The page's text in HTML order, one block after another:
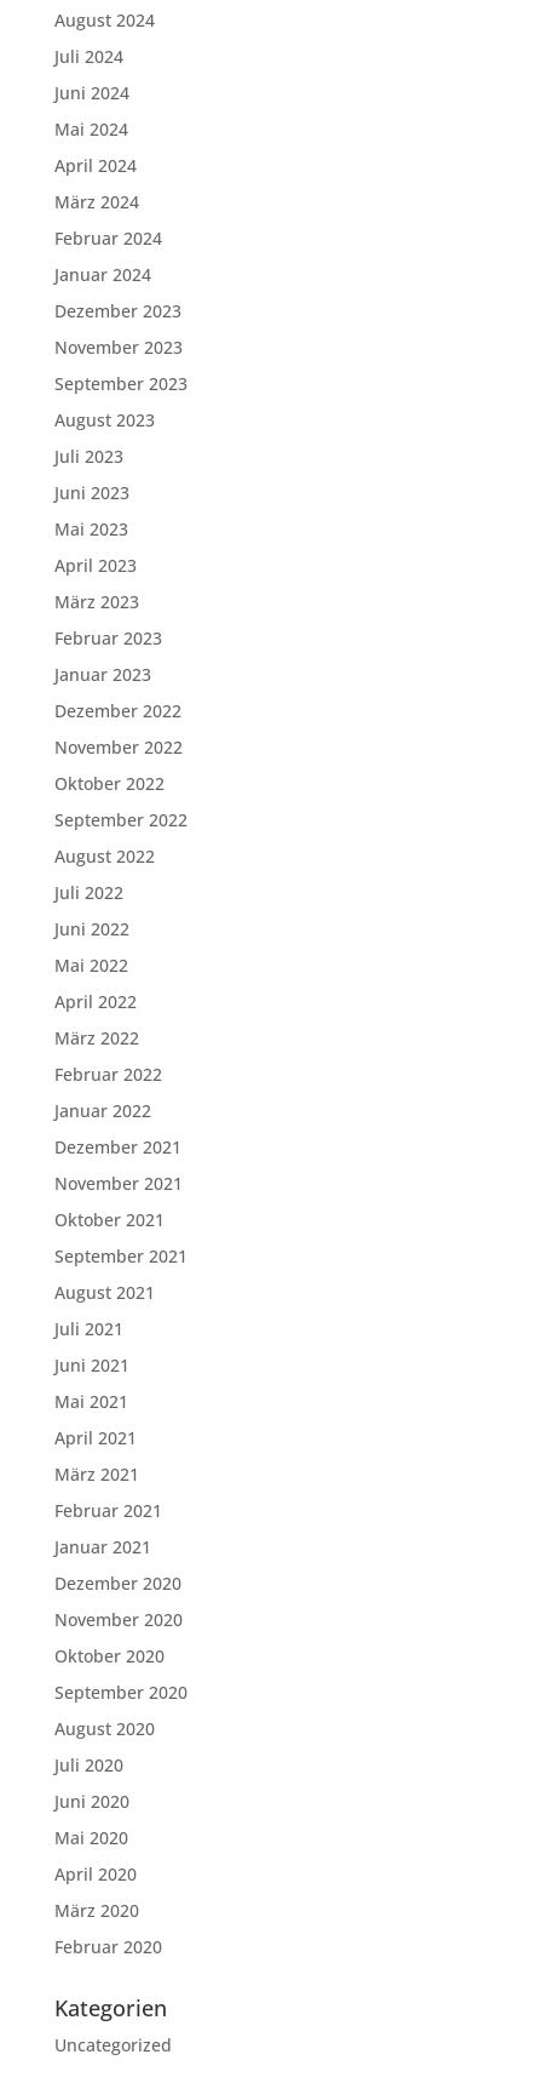
August 2024
Juli 2024
Juni 2024
Mai 2024
April 2024
März 2024
Februar 2024
Januar 2024
Dezember 2023
November 2023
September 2023
August 2023
Juli 2023
Juni 2023
Mai 2023
April 2023
März 2023
Februar 2023
Januar 2023
Dezember 2022
November 2022
Oktober 2022
September 2022
August 2022
Juli 2022
Juni 2022
Mai 2022
April 2022
März 2022
Februar 2022
Januar 2022
Dezember 2021
November 2021
Oktober 2021
September 2021
August 2021
Juli 2021
Juni 2021
Mai 2021
April 2021
März 2021
Februar 2021
Januar 2021
Dezember 2020
November 2020
Oktober 2020
September 2020
August 2020
Juli 2020
Juni 2020
Mai 2020
April 2020
März 2020
Februar 2020
Kategorien
Uncategorized